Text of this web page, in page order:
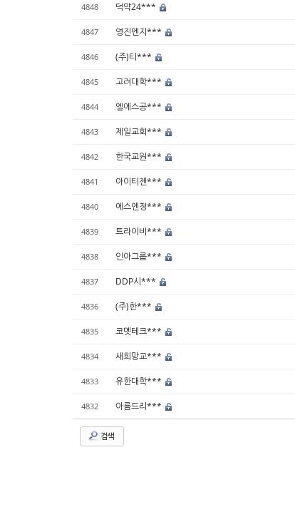
4848 덕약24***
4847 영진엔지***
4846 (주)티***
4845 고려대학***
4844 엘에스공***
4843 제일교회***
4842 한국교원***
4841 아이티젠***
4840 에스엔정***
4839 트라이비***
4838 인아그룹***
4837 DDP시***
4836 (주)한***
4835 코멧테크***
4834 새희망교***
4833 유한대학***
4832 아름드리***
검색